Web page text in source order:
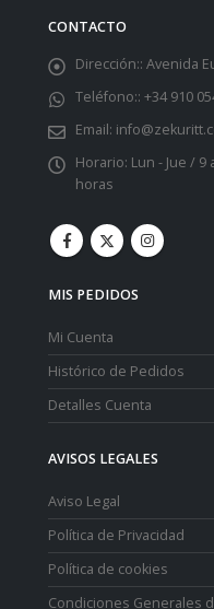
CONTACTO
Dirección:: Avenida
Teléfono:: +34 910
Email:
Horario: Lun - Jue / 9
horas
MIS PEDIDOS
Mi Cuenta
Histórico de Pedidos
Detalles Cuenta
AVISOS LEGALES
Aviso Legal
Política de Privacidad
Política de cookies
Condiciones Generales